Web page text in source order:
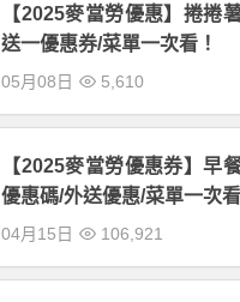
【2025麥當勞優惠】捲捲
送一優惠券/菜單一次看！
05月08日 5,610
【2025麥當勞優惠券】早
優惠碼/外送優惠/菜單一次看
04月15日 106,921